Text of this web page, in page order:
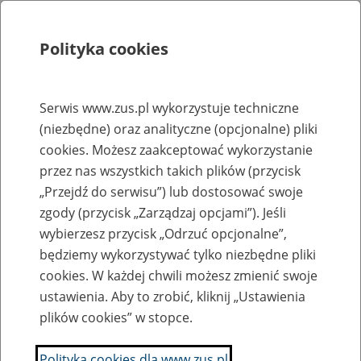
Obsługa Klienta
Koordynator ds. dostępności
Koordynator ds. dostępności odpowiada za wsparcie osób
ze szczególnymi potrzebami w dostępie do usług
świadczonych przez Zakład Ubezpieczeń Społecznych oraz
monitorowanie zapewnienia przez Zakład dostępności
osobom ze szczególnymi potrzebami.
Polityka cookies
Serwis www.zus.pl wykorzystuje techniczne
(niezbędne) oraz analityczne (opcjonalne) pliki
cookies. Możesz zaakceptować wykorzystanie
przez nas wszystkich takich plików (przycisk
„Przejdź do serwisu”) lub dostosować swoje
zgody (przycisk „Zarządzaj opcjami”). Jeśli
wybierzesz przycisk „Odrzuć opcjonalne”,
będziemy wykorzystywać tylko niezbędne pliki
cookies. W każdej chwili możesz zmienić swoje
ustawienia. Aby to zrobić, kliknij „Ustawienia
plików cookies” w stopce.